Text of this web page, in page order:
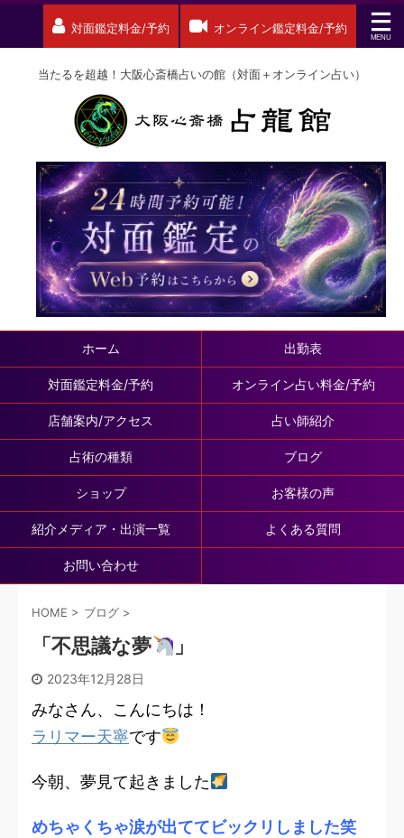
対面鑑定料金/予約 オンライン鑑定料金/予約
当たるを超越！大阪心斎橋占いの館（対面＋オンライン占い）
ホーム 出勤表
対面鑑定料金/予約 オンライン占い料金/予約
店舗案内/アクセス 占い師紹介
占術の種類 ブログ
ショップ お客様の声
紹介メディア・出演一覧 よくある質問
お問い合わせ
HOME > ブログ >
「不思議な夢 」
2023年12月28日
みなさん、こんにちは！
ラリマー天寧です
今朝、夢見て起きました
めちゃくちゃ涙が出ててビックリしました笑